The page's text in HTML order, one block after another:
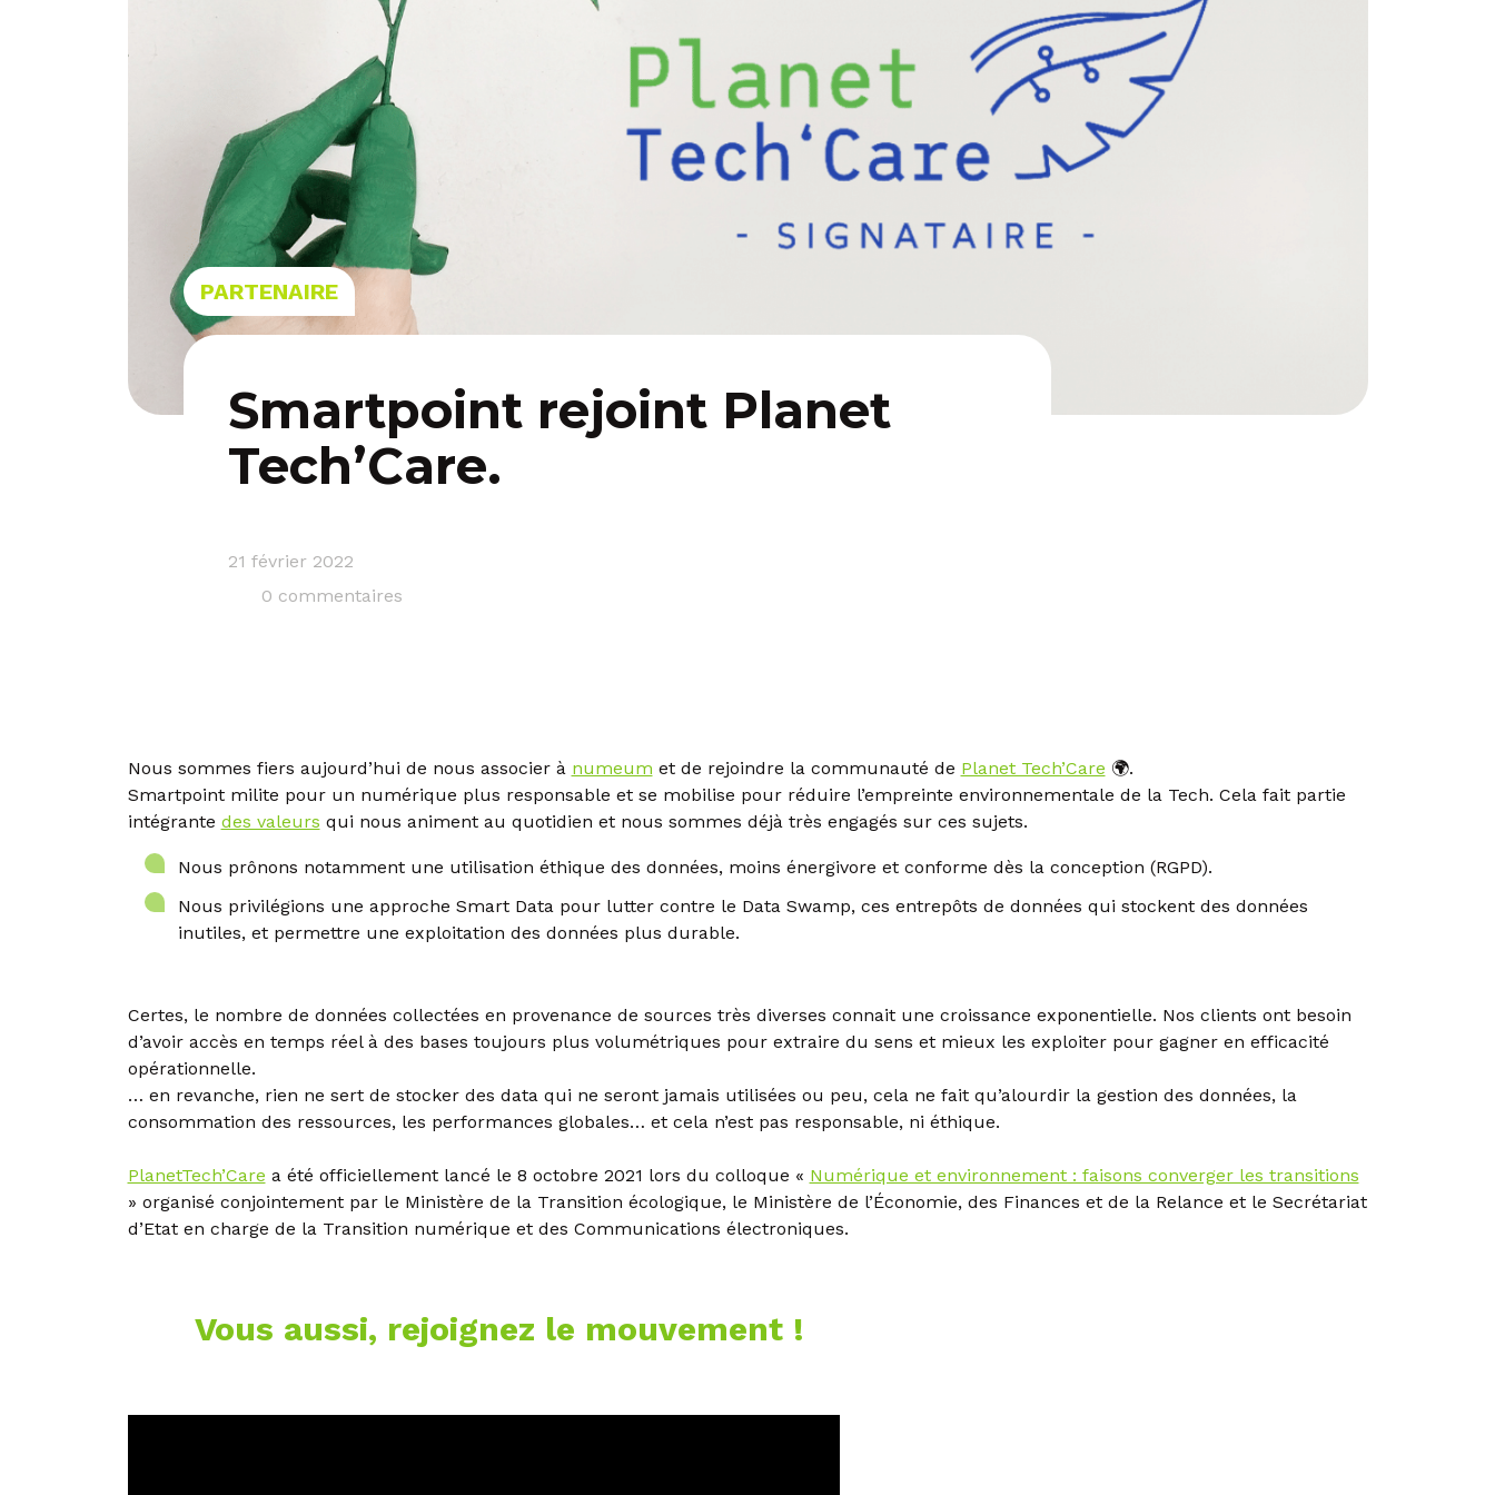
PARTENAIRE
Smartpoint rejoint Planet
Tech’Care.
21 février 2022
0 commentaires
Nous sommes fiers aujourd’hui de nous associer à numeum et de rejoindre la communauté de Planet Tech’Care 🌍.
Smartpoint milite pour un numérique plus responsable et se mobilise pour réduire l’empreinte environnementale de la Tech. Cela fait partie
intégrante des valeurs qui nous animent au quotidien et nous sommes déjà très engagés sur ces sujets.
Nous prônons notamment une utilisation éthique des données, moins énergivore et conforme dès la conception (RGPD).
Nous privilégions une approche Smart Data pour lutter contre le Data Swamp, ces entrepôts de données qui stockent des données
inutiles, et permettre une exploitation des données plus durable.
Certes, le nombre de données collectées en provenance de sources très diverses connait une croissance exponentielle. Nos clients ont besoin
d’avoir accès en temps réel à des bases toujours plus volumétriques pour extraire du sens et mieux les exploiter pour gagner en efficacité
opérationnelle.
… en revanche, rien ne sert de stocker des data qui ne seront jamais utilisées ou peu, cela ne fait qu’alourdir la gestion des données, la
consommation des ressources, les performances globales… et cela n’est pas responsable, ni éthique.
PlanetTech’Care a été officiellement lancé le 8 octobre 2021 lors du colloque « Numérique et environnement : faisons converger les transitions
» organisé conjointement par le Ministère de la Transition écologique, le Ministère de l’Économie, des Finances et de la Relance et le Secrétariat
d’Etat en charge de la Transition numérique et des Communications électroniques.
Vous aussi, rejoignez le mouvement !